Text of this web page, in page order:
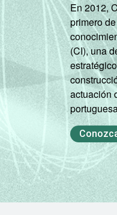
En 2012,
primero
(CI), una
actuación